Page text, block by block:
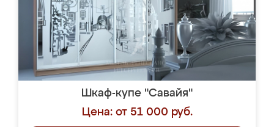
Шкаф-купе "Савайя"
Цена: от 51 000 руб.